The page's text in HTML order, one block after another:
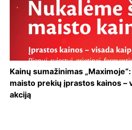
Kainų sumažinimas
maisto prekių įprastos kainos –
akciją